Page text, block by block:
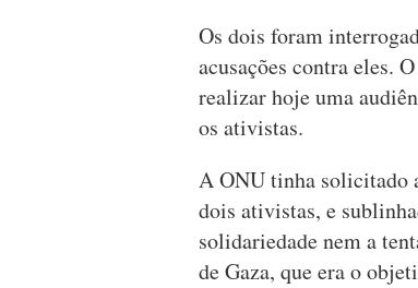
Os dois foram
acusações contra eles.
realizar hoje uma
os ativistas.
A ONU tinha solicitado
dois ativistas, e
solidariedade nem a
de Gaza, que era o